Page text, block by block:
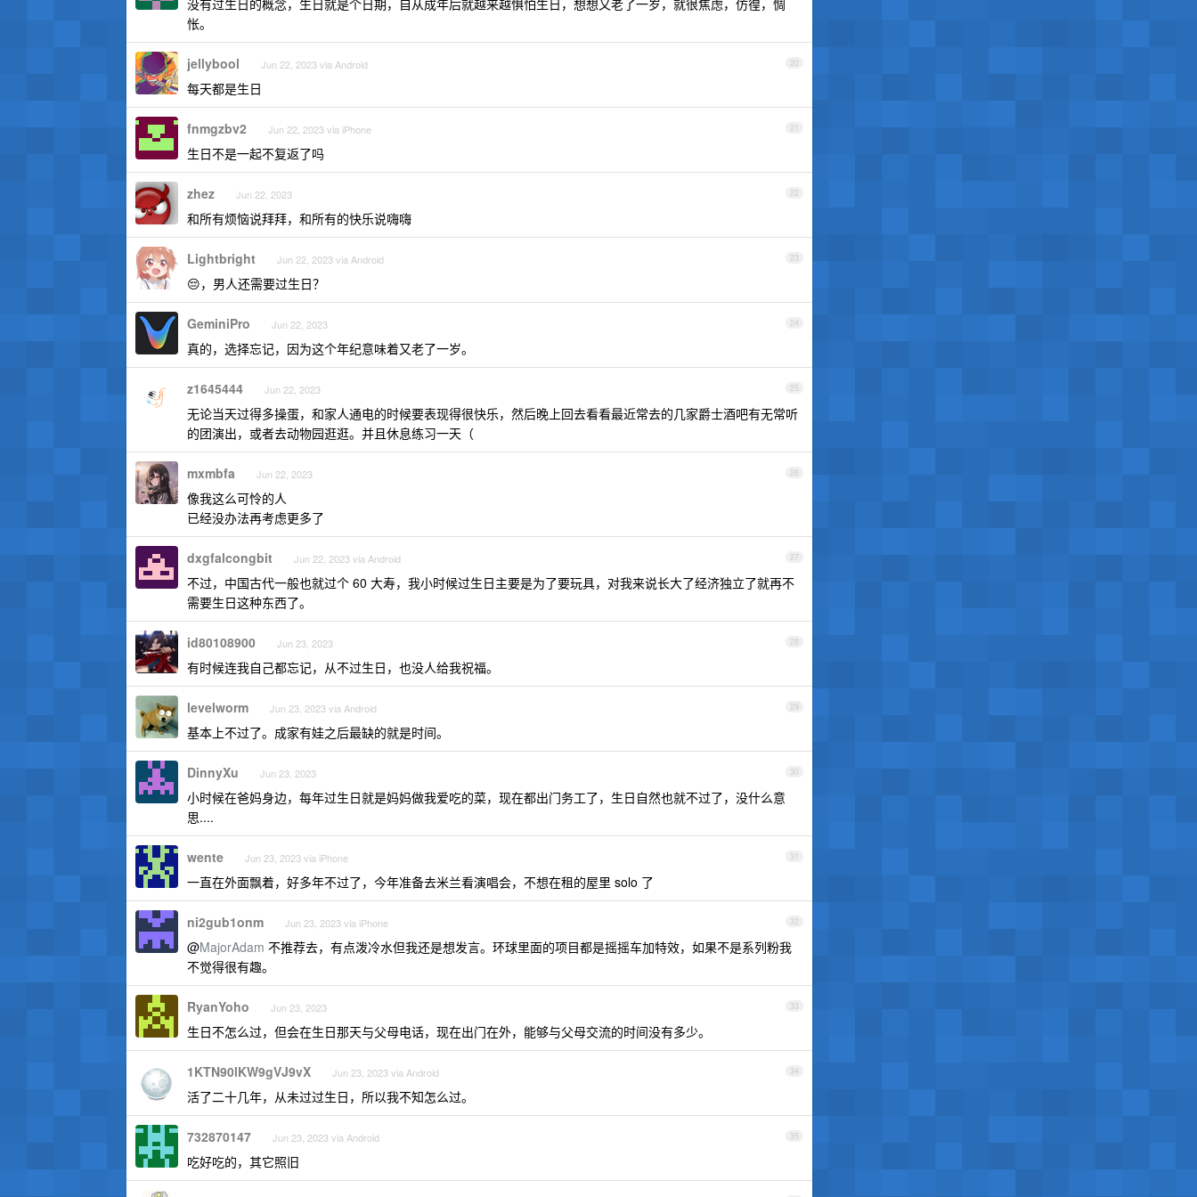
没有过生日的概念，生日就是个日期，自从成年后就越来越惧怕生日，想想又老了一岁，就很焦虑，仿徨，惆
怅。
20
jellybool Jun 22, 2023 via Android
每天都是生日
21
fnmgzbv2 Jun 22, 2023 via iPhone
生日不是一起不复返了吗
22
zhez Jun 22, 2023
和所有烦恼说拜拜，和所有的快乐说嗨嗨
23
Lightbright Jun 22, 2023 via Android
😔，男人还需要过生日？
24
GeminiPro Jun 22, 2023
真的，选择忘记，因为这个年纪意味着又老了一岁。
25
z1645444 Jun 22, 2023
无论当天过得多操蛋，和家人通电的时候要表现得很快乐，然后晚上回去看看最近常去的几家爵士酒吧有无常听
的团演出，或者去动物园逛逛。并且休息练习一天（
26
mxmbfa Jun 22, 2023
像我这么可怜的人
已经没办法再考虑更多了
27
dxgfalcongbit Jun 22, 2023 via Android
不过，中国古代一般也就过个 60 大寿，我小时候过生日主要是为了要玩具，对我来说长大了经济独立了就再不
需要生日这种东西了。
28
id80108900 Jun 23, 2023
有时候连我自己都忘记，从不过生日，也没人给我祝福。
29
levelworm Jun 23, 2023 via Android
基本上不过了。成家有娃之后最缺的就是时间。
30
DinnyXu Jun 23, 2023
小时候在爸妈身边，每年过生日就是妈妈做我爱吃的菜，现在都出门务工了，生日自然也就不过了，没什么意
思....
31
wente Jun 23, 2023 via iPhone
一直在外面飘着，好多年不过了，今年准备去米兰看演唱会，不想在租的屋里 solo 了
32
ni2gub1onm Jun 23, 2023 via iPhone
@MajorAdam 不推荐去，有点泼冷水但我还是想发言。环球里面的项目都是摇摇车加特效，如果不是系列粉我
不觉得很有趣。
33
RyanYoho Jun 23, 2023
生日不怎么过，但会在生日那天与父母电话，现在出门在外，能够与父母交流的时间没有多少。
34
1KTN90lKW9gVJ9vX Jun 23, 2023 via Android
活了二十几年，从未过过生日，所以我不知怎么过。
35
732870147 Jun 23, 2023 via Android
吃好吃的，其它照旧